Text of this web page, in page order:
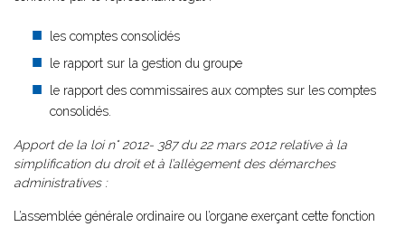
les comptes consolidés
le rapport sur la gestion du groupe
le rapport des commissaires aux comptes sur les comptes
consolidés.
Apport de la loi n° 2012- 387 du 22 mars 2012 relative à la
simplification du droit et à l’allègement des démarches
administratives :
L’assemblée générale ordinaire ou l’organe exerçant cette fonction